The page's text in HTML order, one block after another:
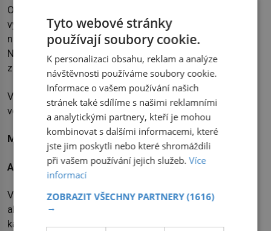
Od 60. let 20. století proběhlo obrovské množství
výzkumů na téma hemisfér. Žádnému týmu se však
nepodařilo potvrdit výsledky, k nimž došel Sperry.
Naopak to vypadá, že do jednotlivých úkonů jsou
zapojeny vždy obě části mozku, i když každá jinak.
Ve výsledku tedy na to, zda je člověk kreativní či nikoliv,
velikost mozkových hemisfér žádný vliv nemá.
Mýtus č. 7
Alkohol – zabiják mozkových buněk
Varování, abychom se vyvarovali nadměrné konzumaci
alkoholu, protože zabíjí mozkové buňky, slyšel snad
každý. Přitom jde pouze o další mýtus spojený
Tyto webové stránky
používají soubory cookie.
K personalizaci obsahu, reklam a analýze
návštěvnosti používáme soubory cookie.
Informace o vašem používání našich
stránek také sdílíme s našimi reklamními
a analytickými partnery, kteří je mohou
kombinovat s dalšími informacemi, které
jste jim poskytli nebo které shromáždili
při vašem používání jejich služeb.Více
informací
ZOBRAZIT VŠECHNY PARTNERY(1616)
→